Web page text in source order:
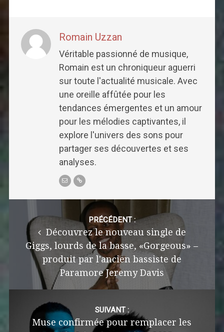
Romain Uzzan
Véritable passionné de musique,
Romain est un chroniqueur aguerri
sur toute l'actualité musicale. Avec
une oreille affûtée pour les
tendances émergentes et un amour
pour les mélodies captivantes, il
explore l'univers des sons pour
partager ses découvertes et ses
analyses.
navigation
PRÉCÉDENT :
Découvrez le nouveau single de
Giggs, lourds de la basse, «Gorgeous» –
produit par l'ancien bassiste de
Paramore Jeremy Davis
SUIVANT :
Muse confirmée pour remplacer les